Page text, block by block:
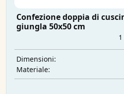
Confezione doppia di
giungla 50x50 cm
Dimensioni:
Materiale: